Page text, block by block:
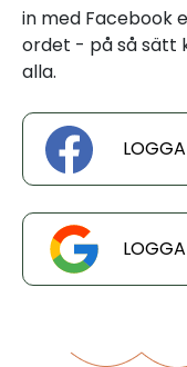
in med Facebook
ordet - på så sätt
alla.